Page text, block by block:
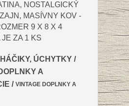
NOSTALGICKÝ
MASÍVNY KOV -
9 X 8 X 4
ZA 1 KS
ÚCHYTKY /
A
/ VINTAGE DOPLNKY A